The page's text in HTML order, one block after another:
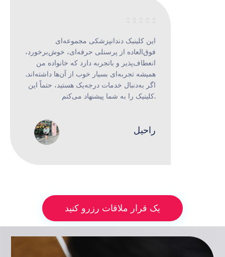
این کلینیک دندانپزشکی مجموعه‌ای
فوق‌العاده از پرسنلی حرفه‌ای، خوش‌برخورد،
انعطاف‌پذیر و باتجربه دارد که خانواده من
همیشه تجربه‌ای بسیار خوب از آن‌ها داشته‌اند.
اگر به‌دنبال خدمات درجه‌یک هستید، حتماً این
کلینیک را به شما پیشنهاد می‌کنم.
راحیل
یک قرار ملاقات رزرو کنید